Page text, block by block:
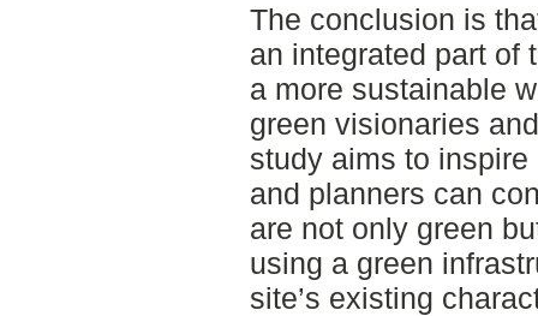
The conclusion is
an integrated part of
a more sustainable
green visionaries
study aims to
and planners can
are not only green
using a green
site’s existing